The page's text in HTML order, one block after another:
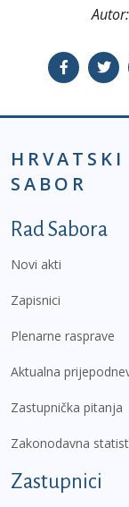
Autor:
HRVATSKI
SABOR
Podnožje
Rad Sabora
Novi akti
Zapisnici
Plenarne rasprave
Aktualna
Zastupnička pitanja
Zakonodavna
Zastupnici